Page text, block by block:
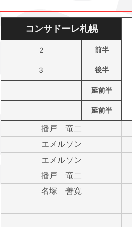
コンサドーレ札幌
2 前半
3 後半
延前半
延前半
播戸 竜二
エメルソン
エメルソン
播戸 竜二
名塚 善寛